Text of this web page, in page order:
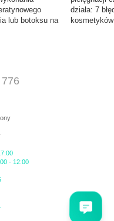
lub botoksu na
działa: 7
kosmetyków
- 12:00